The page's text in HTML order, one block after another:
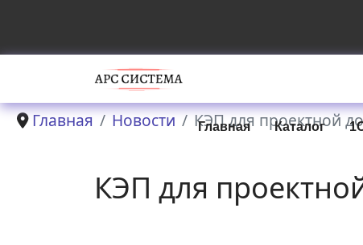
Главная Каталог
Главная Новости КЭП для проектной
КЭП для